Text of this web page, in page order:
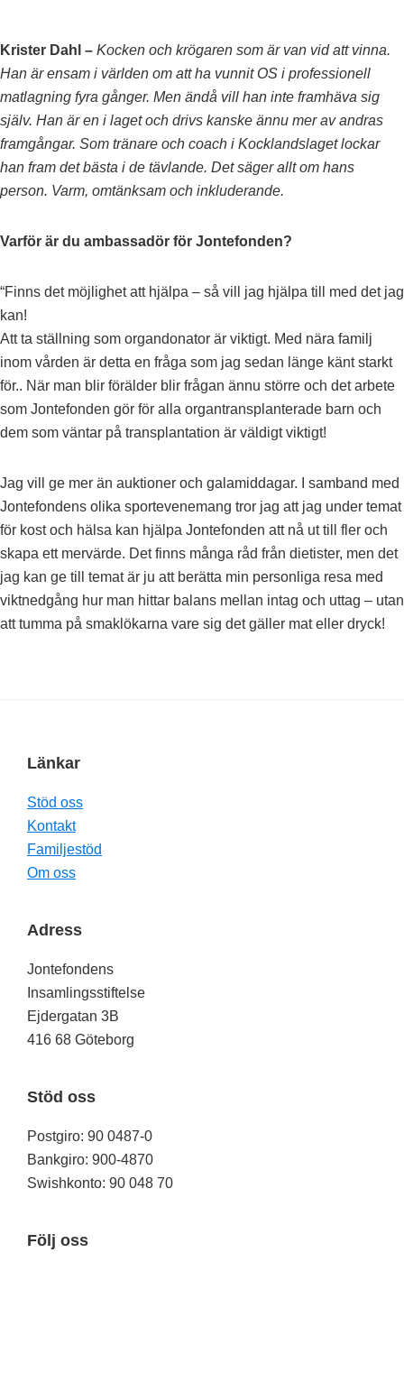
Krister Dahl – Kocken och krögaren som är van vid att vinna.
Han är ensam i världen om att ha vunnit OS i professionell
matlagning fyra gånger. Men ändå vill han inte framhäva sig
själv. Han är en i laget och drivs kanske ännu mer av andras
framgångar. Som tränare och coach i Kocklandslaget lockar
han fram det bästa i de tävlande. Det säger allt om hans
person. Varm, omtänksam och inkluderande.
Varför är du ambassadör för Jontefonden?
“Finns det möjlighet att hjälpa – så vill jag hjälpa till med det jag
kan!
Att ta ställning som organdonator är viktigt. Med nära familj
inom vården är detta en fråga som jag sedan länge känt starkt
för.. När man blir förälder blir frågan ännu större och det arbete
som Jontefonden gör för alla organtransplanterade barn och
dem som väntar på transplantation är väldigt viktigt!
Jag vill ge mer än auktioner och galamiddagar. I samband med
Jontefondens olika sportevenemang tror jag att jag under temat
för kost och hälsa kan hjälpa Jontefonden att nå ut till fler och
skapa ett mervärde. Det finns många råd från dietister, men det
jag kan ge till temat är ju att berätta min personliga resa med
viktnedgång hur man hittar balans mellan intag och uttag – utan
att tumma på smaklökarna vare sig det gäller mat eller dryck!
Footer
Länkar
Stöd oss
Kontakt
Familjestöd
Om oss
Adress
Jontefondens
Insamlingsstiftelse
Ejdergatan 3B
416 68 Göteborg
Stöd oss
Postgiro: 90 0487-0
Bankgiro: 900-4870
Swishkonto: 90 048 70
Följ oss